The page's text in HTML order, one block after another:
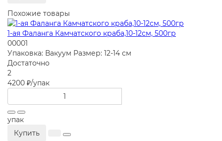
Похожие товары
1-ая Фаланга Камчатского краба,10-12см, 500гр
00001
Упаковка: Вакуум Размер: 12-14 см
Достаточно
2
4200 ₽/упак
упак
Купить